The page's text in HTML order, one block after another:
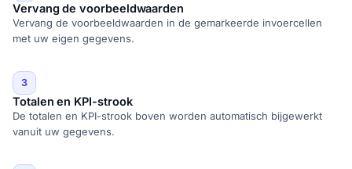
Vervang de voorbeeldwaarden
Vervang de voorbeeldwaarden in de gemarkeerde invoercellen
met uw eigen gegevens.
3
Totalen en KPI-strook
De totalen en KPI-strook boven worden automatisch bijgewerkt
vanuit uw gegevens.